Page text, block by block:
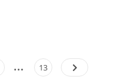
Di
Libri
… Page
13